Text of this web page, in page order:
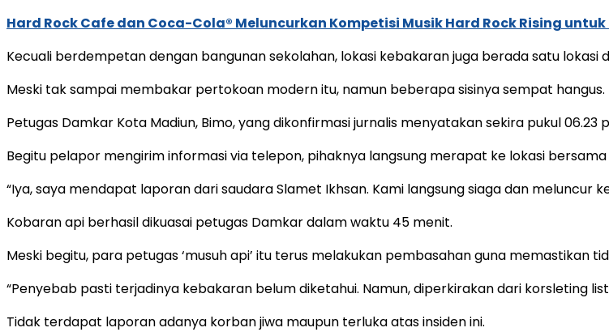
Hard Rock Cafe dan Coca-Cola® Meluncurkan Kompetisi Musik Hard Rock Rising
Kecuali berdempetan dengan bangunan sekolahan, lokasi kebakaran juga berada satu lokasi
Meski tak sampai membakar pertokoan modern itu, namun beberapa sisinya sempat hangus.
Petugas Damkar Kota Madiun, Bimo, yang dikonfirmasi jurnalis menyatakan sekira pukul
Begitu pelapor mengirim informasi via telepon, pihaknya langsung merapat ke lokasi
“Iya, saya mendapat laporan dari saudara Slamet Ikhsan. Kami langsung siaga dan meluncur
Kobaran api berhasil dikuasai petugas Damkar dalam waktu 45 menit.
Meski begitu, para petugas ‘musuh api’ itu terus melakukan pembasahan guna memastikan
“Penyebab pasti terjadinya kebakaran belum diketahui. Namun, diperkirakan dari korsleting
Tidak terdapat laporan adanya korban jiwa maupun terluka atas insiden ini.